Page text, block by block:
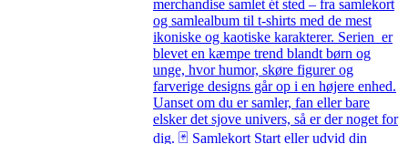
merchandise samlet ét sted – fra samlekort
og samlealbum til t-shirts med de mest
ikoniske og kaotiske karakterer. Serien er
blevet en kæmpe trend blandt børn og
unge, hvor humor, skøre figurer og
farverige designs går op i en højere enhed.
Uanset om du er samler, fan eller bare
elsker det sjove univers, så er der noget for
dig. 🃏 Samlekort Start eller udvid din